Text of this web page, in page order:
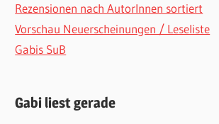
Rezensionen nach AutorInnen sortiert
Vorschau Neuerscheinungen / Leseliste
Gabis SuB
Gabi liest gerade